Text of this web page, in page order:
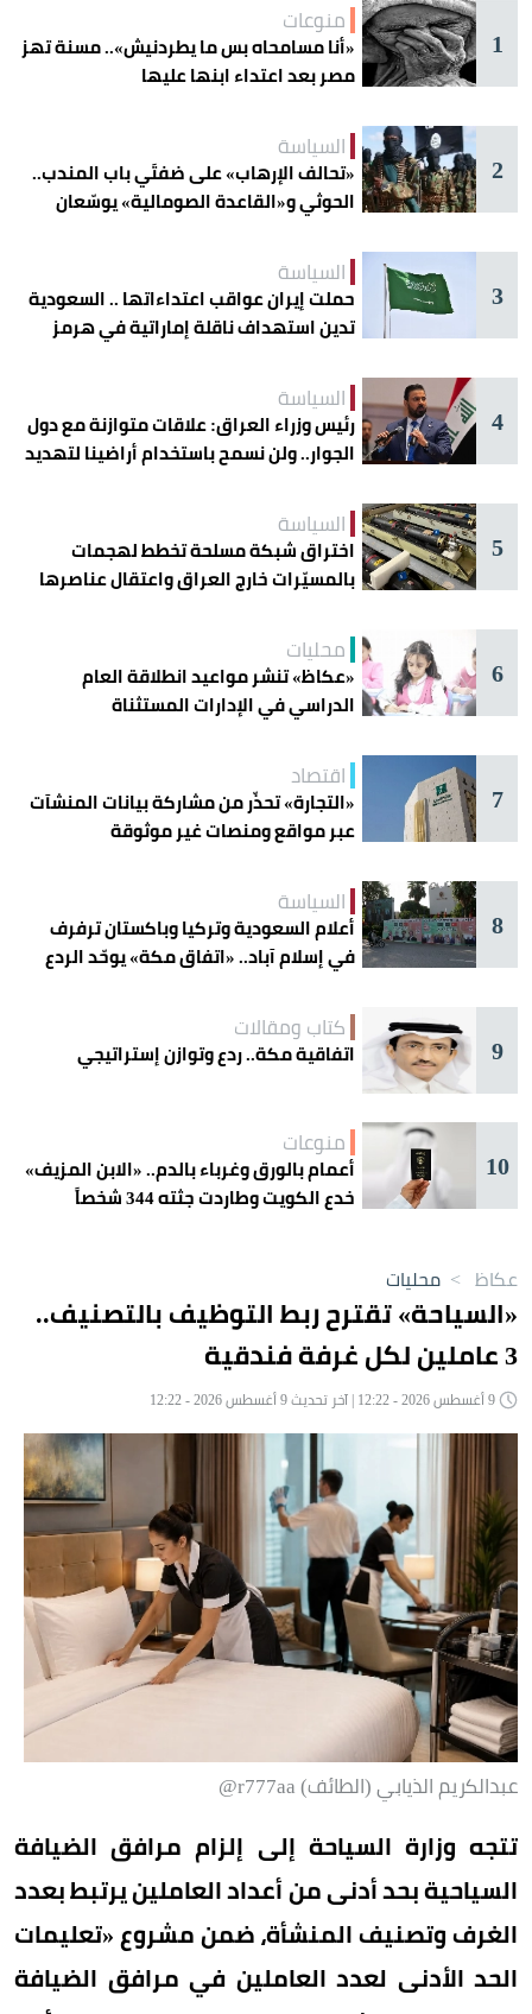
1
منوعات
«أنا مسامحاه بس ما يطردنيش».. مسنة تهز
مصر بعد اعتداء ابنها عليها
2
السياسة
«تحالف الإرهاب» على ضفتَي باب المندب..
الحوثي و«القاعدة الصومالية» يوسّعان
3
السياسة
حملت إيران عواقب اعتداءاتها .. السعودية
تدين استهداف ناقلة إماراتية في هرمز
4
السياسة
رئيس وزراء العراق: علاقات متوازنة مع دول
الجوار.. ولن نسمح باستخدام أراضينا لتهديد
5
السياسة
اختراق شبكة مسلحة تخطط لهجمات
بالمسيّرات خارج العراق واعتقال عناصرها
6
محليات
«عكاظ» تنشر مواعيد انطلاقة العام
الدراسي في الإدارات المستثناة
7
اقتصاد
«التجارة» تحذّر من مشاركة بيانات المنشآت
عبر مواقع ومنصات غير موثوقة
8
السياسة
أعلام السعودية وتركيا وباكستان ترفرف
في إسلام آباد.. «اتفاق مكة» يوحّد الردع
9
كتاب ومقالات
اتفاقية مكة.. ردع وتوازن إستراتيجي
10
منوعات
أعمام بالورق وغرباء بالدم.. «الابن المزيف»
خدع الكويت وطاردت جثته 344 شخصاً
عكاظ > محليات
«السياحة» تقترح ربط التوظيف بالتصنيف..
3 عاملين لكل غرفة فندقية
عبدالكريم الذيابي (الطائف) r777aa@
تتجه وزارة السياحة إلى إلزام مرافق الضيافة
السياحية بحد أدنى من أعداد العاملين يرتبط بعدد
الغرف وتصنيف المنشأة، ضمن مشروع «تعليمات
الحد الأدنى لعدد العاملين في مرافق الضيافة